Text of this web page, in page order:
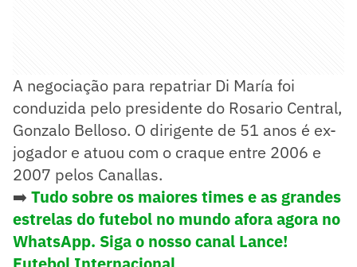
A negociação para repatriar Di María foi
conduzida pelo presidente do Rosario Central,
Gonzalo Belloso. O dirigente de 51 anos é ex-
jogador e atuou com o craque entre 2006 e
2007 pelos Canallas.
➡️ Tudo sobre os maiores times e as grandes
estrelas do futebol no mundo afora agora no
WhatsApp. Siga o nosso canal Lance!